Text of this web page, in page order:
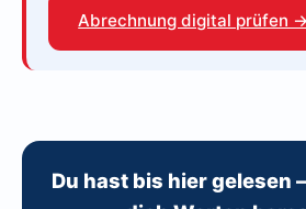
Abrechnung digital prüfen →
Du hast bis hier gelesen